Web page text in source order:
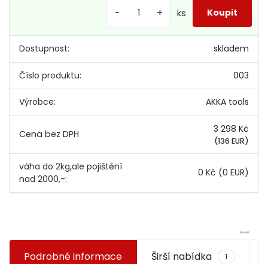
Dostupnost: skladem
Číslo produktu: 003
Výrobce: AKKA tools
3 298 Kč
(136 EUR)
váha do 2kg,ale pojištění
nad 2000,-:
0 Kč (0 EUR)
- + ks
Podrobné informace Širší nabídka 1